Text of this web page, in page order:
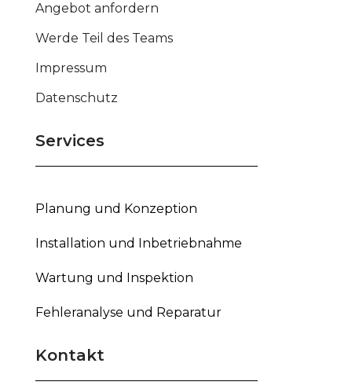
Angebot anfordern
Werde Teil des Teams
Impressum
Datenschutz
Services
Planung und Konzeption
Installation und Inbetriebnahme
Wartung und Inspektion
Fehleranalyse und Reparatur
Kontakt